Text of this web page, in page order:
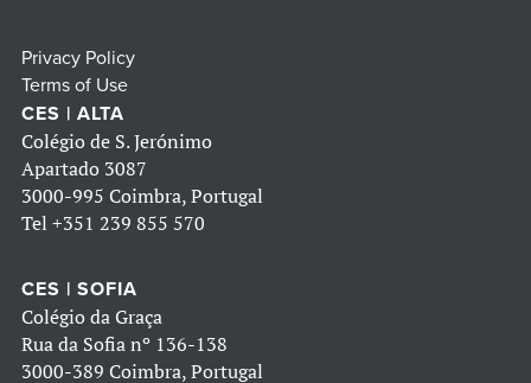
Privacy Policy
Terms of Use
CES | ALTA
Colégio de S. Jerónimo
Apartado 3087
3000-995 Coimbra, Portugal
Tel +351 239 855 570
CES | SOFIA
Colégio da Graça
Rua da Sofia nº 136-138
3000-389 Coimbra, Portugal